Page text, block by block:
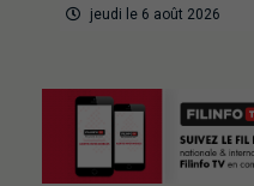
jeudi le 6 août 2026